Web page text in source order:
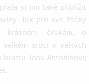
si jim také přiblížit
Tak pro své žáčky
českém, o
srdci a velkých
bratru Janu Antonínovi;